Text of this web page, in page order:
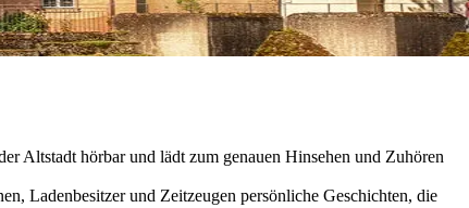
Altstadt hörbar und lädt zum genauen Hinsehen und Zuhören
Ladenbesitzer und Zeitzeugen persönliche Geschichten, die